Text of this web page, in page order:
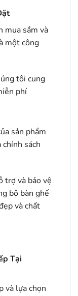
mua sắm và
một công
tôi cung
phí
sản phẩm
sách
trợ và bảo vệ
bộ bàn ghế
và chất
Tại
và lựa chọn